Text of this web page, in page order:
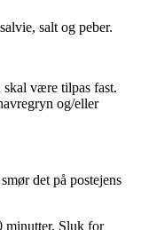
salt og peber.
skal være tilpas fast.
og/eller
det på postejens
minutter. Sluk for